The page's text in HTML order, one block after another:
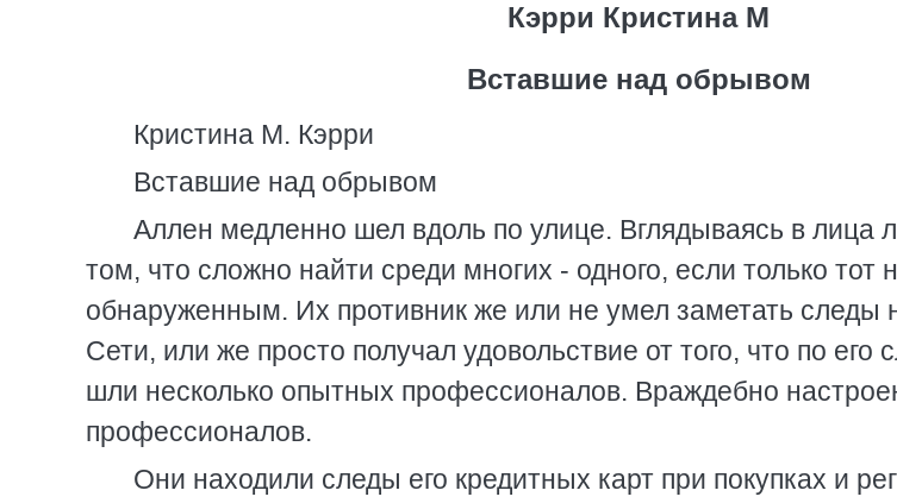
Кэрри Кристина М
Вставшие над обрывом
Кристина М. Кэрри
Вставшие над обрывом
Аллен медленно шел вдоль по улице. Вглядываясь в лица
том, что сложно найти среди многих - одного, если только тот
обнаруженным. Их противник же или не умел заметать следы
Сети, или же просто получал удовольствие от того, что по его
шли несколько опытных профессионалов. Враждебно
профессионалов.
Они находили следы его кредитных карт при покупках и